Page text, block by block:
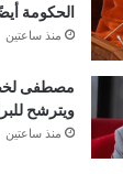
الحكومة
منذ ساعتين
مصطفى
ويترشح
منذ ساعتين